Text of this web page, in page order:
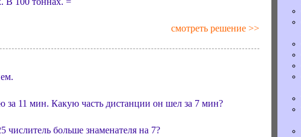
смотреть решение >>
за 11 мин. Какую часть дистанции он шел за 7 мин?
числитель больше знаменателя на 7?